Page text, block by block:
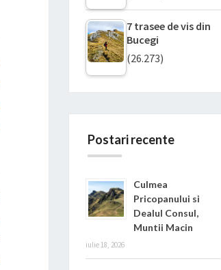
7 trasee de vis din
Bucegi
(26.273)
Postari recente
Culmea
Pricopanului si
Dealul Consul,
Muntii Macin
iulie 18, 2026